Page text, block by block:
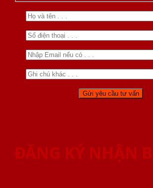
ĐĂNG KÝ NHẬN